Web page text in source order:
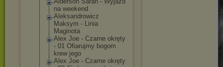
na weekend
Aleksandrowicz
Maksym - Linia
Maginota
Alex Joe - Czarne okręty
- 01 Ofiarujmy bogom
krew jego
Alex Joe - Czarne okręty